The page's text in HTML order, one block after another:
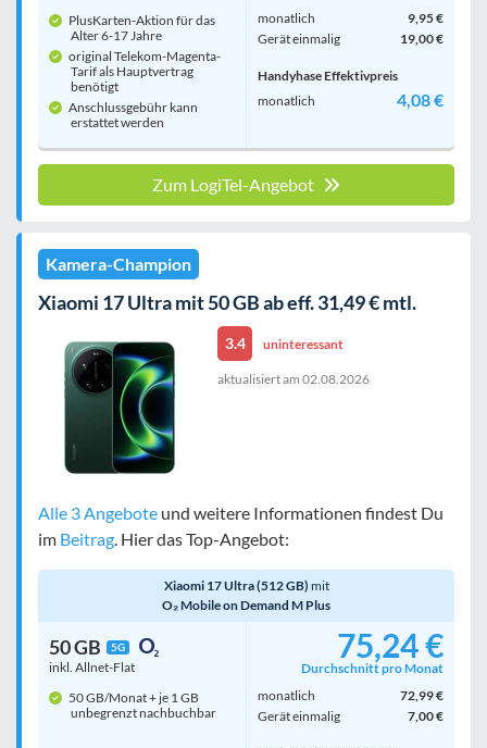
PlusKarten-Aktion für das
Alter 6-17 Jahre
original Telekom-Magenta-
Tarif als Hauptvertrag
benötigt
Anschlussgebühr kann
erstattet werden
monatlich
9,95 €
Gerät einmalig
19,00 €
Handyhase Effektivpreis
monatlich
4,08 €
Zum LogiTel-Angebot
Kamera-Champion
Xiaomi 17 Ultra mit 50 GB ab eff. 31,49 € mtl.
3.4 uninteressant
aktualisiert am 02.08.2026
Alle 3 Angebote und weitere Informationen findest Du
im Beitrag . Hier das Top-Angebot:
Xiaomi 17 Ultra (512 GB) mit
O₂ Mobile on Demand M Plus
50 GB 5G
inkl. Allnet-Flat
50 GB/Monat + je 1 GB
unbegrenzt nachbuchbar
75,24 €
Durchschnitt pro Monat
monatlich
72,99 €
Gerät einmalig
7,00 €